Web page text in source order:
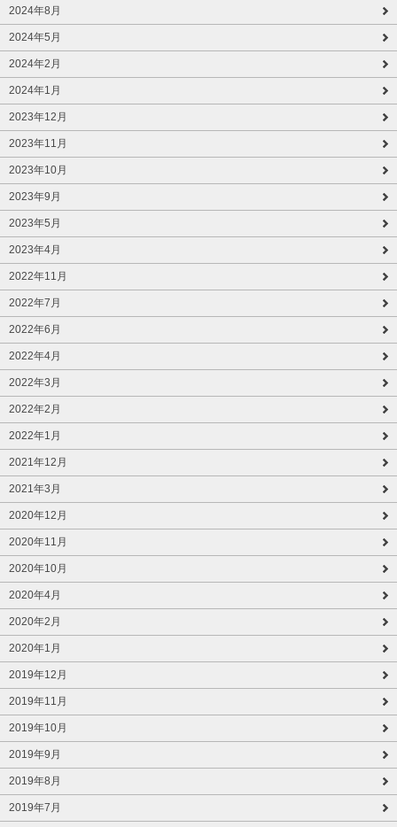
2024年8月
2024年5月
2024年2月
2024年1月
2023年12月
2023年11月
2023年10月
2023年9月
2023年5月
2023年4月
2022年11月
2022年7月
2022年6月
2022年4月
2022年3月
2022年2月
2022年1月
2021年12月
2021年3月
2020年12月
2020年11月
2020年10月
2020年4月
2020年2月
2020年1月
2019年12月
2019年11月
2019年10月
2019年9月
2019年8月
2019年7月